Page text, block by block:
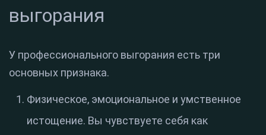
выгорания
У профессионального выгорания есть три
основных признака.
Физическое, эмоциональное и умственное
истощение. Вы чувствуете себя как